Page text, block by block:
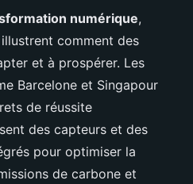
numérique,
illustrent comment des
et à prospérer. Les
Barcelone et Singapour
de réussite
des capteurs et des
pour optimiser la
de carbone et